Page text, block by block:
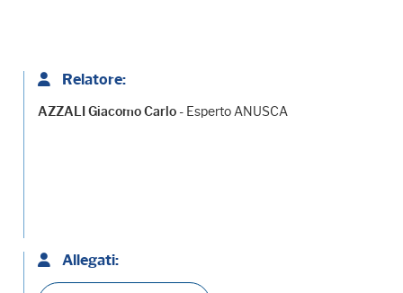
Relatore:
AZZALI Giacomo Carlo- Esperto ANUSCA
Allegati: